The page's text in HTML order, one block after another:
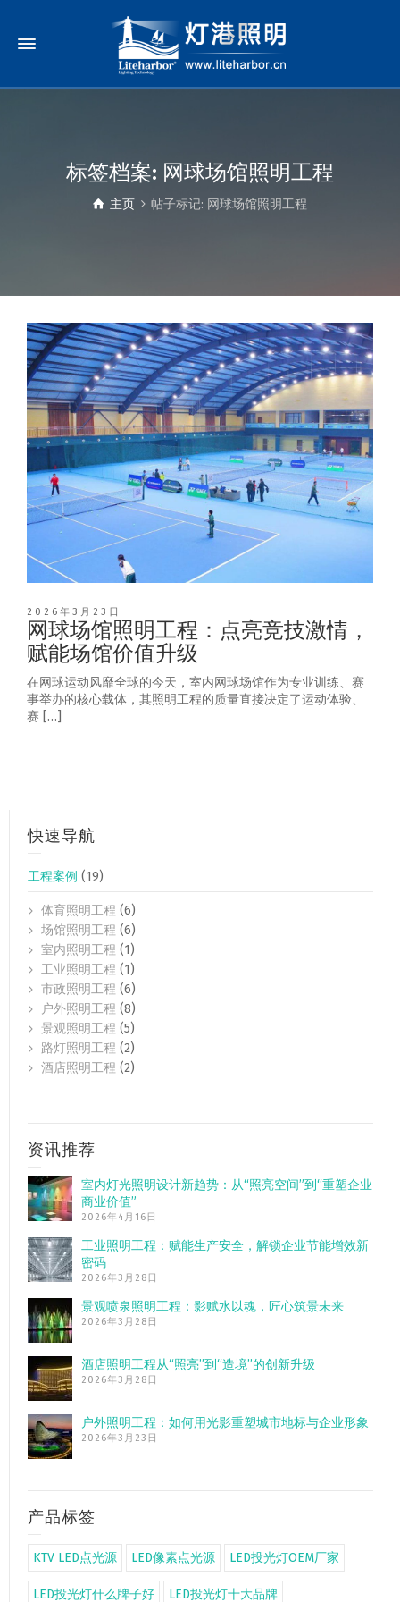
标签档案: 网球场馆照明工程
主页 帖子标记: 网球场馆照明工程
2026年3月23日
网球场馆照明工程：点亮竞技激情，
赋能场馆价值升级
在网球运动风靡全球的今天，室内网球场馆作为专业训练、赛
事举办的核心载体，其照明工程的质量直接决定了运动体验、
赛 […]
快速导航
工程案例 (19)
体育照明工程 (6)
场馆照明工程 (6)
室内照明工程 (1)
工业照明工程 (1)
市政照明工程 (6)
户外照明工程 (8)
景观照明工程 (5)
路灯照明工程 (2)
酒店照明工程 (2)
资讯推荐
室内灯光照明设计新趋势：从“照亮空间”到“重塑企业
商业价值”
2026年4月16日
工业照明工程：赋能生产安全，解锁企业节能增效新
密码
2026年3月28日
景观喷泉照明工程：影赋水以魂，匠心筑景未来
2026年3月28日
酒店照明工程从“照亮”到“造境”的创新升级
2026年3月28日
户外照明工程：如何用光影重塑城市地标与企业形象
2026年3月23日
产品标签
KTV LED点光源 LED像素点光源 LED投光灯OEM厂家
LED投光灯什么牌子好 LED投光灯十大品牌